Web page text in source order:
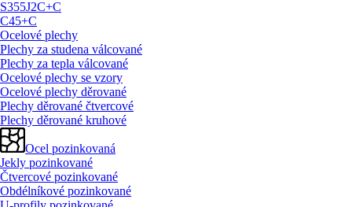
S355J2C+C
C45+C
Ocelové plechy
Plechy za studena válcované
Plechy za tepla válcované
Ocelové plechy se vzory
Ocelové plechy děrované
Plechy děrované čtvercové
Plechy děrované kruhové
Ocel pozinkovaná
Jekly pozinkované
Čtvercové pozinkované
Obdélníkové pozinkované